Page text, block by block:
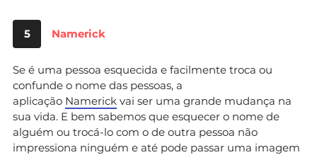
5 Namerick
Se é uma pessoa esquecida e facilmente troca ou
confunde o nome das pessoas, a
aplicação Namerick vai ser uma grande mudança na
sua vida. E bem sabemos que esquecer o nome de
alguém ou trocá-lo com o de outra pessoa não
impressiona ninguém e até pode passar uma imagem